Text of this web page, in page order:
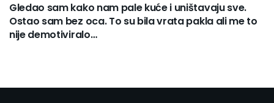
Gledao sam kako nam pale kuće i uništavaju sve.
Ostao sam bez oca. To su bila vrata pakla ali me to
nije demotiviralo…